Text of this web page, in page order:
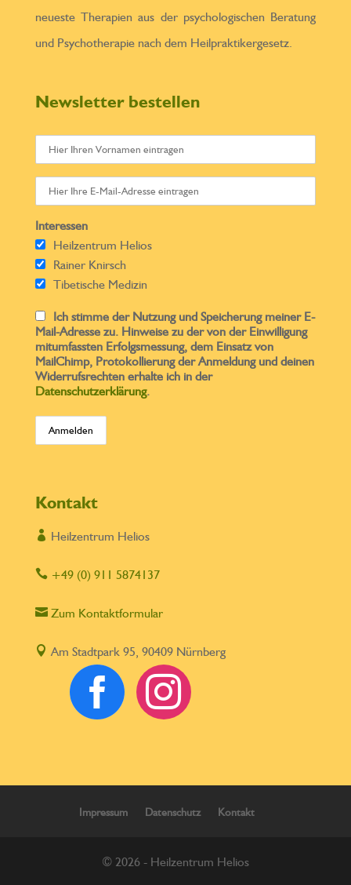
neueste Therapien aus der psychologischen Beratung
und Psychotherapie nach dem Heilpraktikergesetz.
Newsletter bestellen
Interessen
Heilzentrum Helios
Rainer Knirsch
Tibetische Medizin
Ich stimme der Nutzung und Speicherung meiner E-
Mail-Adresse zu. Hinweise zu der von der Einwilligung
mitumfassten Erfolgsmessung, dem Einsatz von
MailChimp, Protokollierung der Anmeldung und deinen
Widerrufsrechten erhalte ich in der
Datenschutzerklärung.
Kontakt
 Heilzentrum Helios
+49 (0) 911 5874137
Zum Kontaktformular
 Am Stadtpark 95, 90409 Nürnberg
 
Impressum Datenschutz Kontakt
© 2026 - Heilzentrum Helios